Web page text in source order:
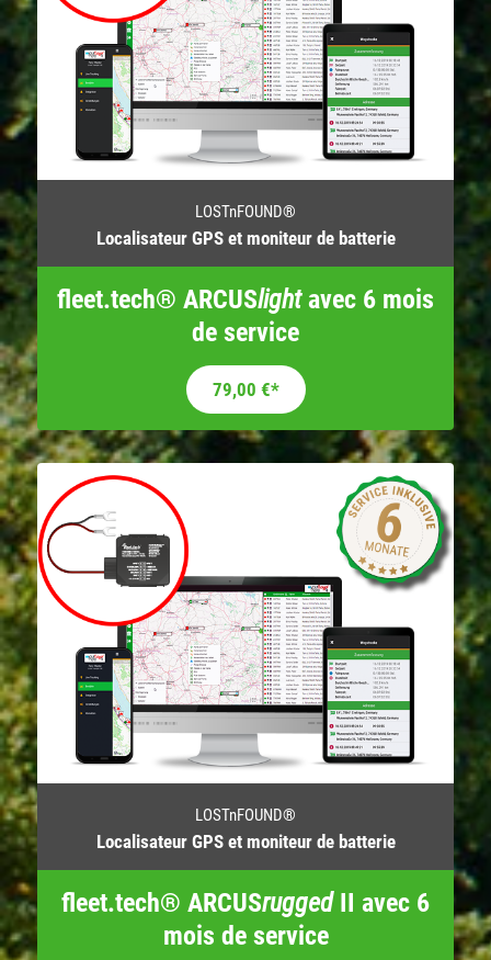
LOSTnFOUND®
Localisateur GPS et moniteur de batterie
fleet.tech® ARCUSlightavec 6 mois
de service
79,00 €*
LOSTnFOUND®
Localisateur GPS et moniteur de batterie
fleet.tech® ARCUSruggedII avec 6
mois de service